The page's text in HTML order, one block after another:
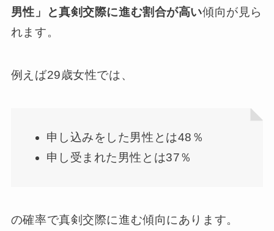
男性」と真剣交際に進む割合が高い傾向が見ら
れます。
例えば29歳女性では、
申し込みをした男性とは48％
申し受まれた男性とは37％
の確率で真剣交際に進む傾向にあります。